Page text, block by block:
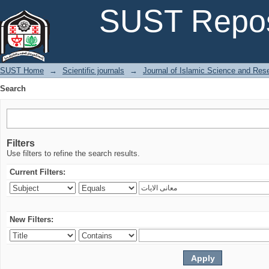
SUST
SUST Home → Scientific journals →
Journal of Islamic Science and
Search
Filters
Use filters to refine the search results.
Current Filters:
New Filters: